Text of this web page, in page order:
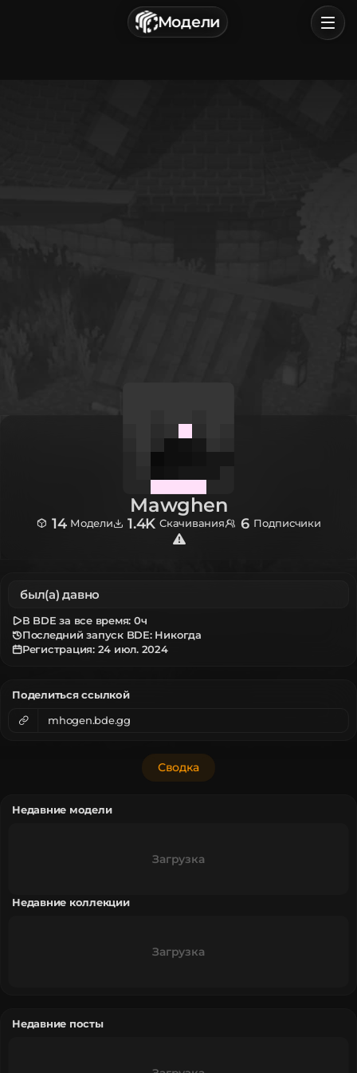
Модели
Политика конфиденциальности
Mawghen
14 Модели 1.4K Скачивания 6 Подписчики
был(а) давно
В BDE за все время: 0ч
Последний запуск BDE: Никогда
Регистрация: 24 июл. 2024
Поделиться ссылкой
mhogen.bde.gg
Сводка
Недавние модели
Загрузка
Недавние коллекции
Загрузка
Недавние посты